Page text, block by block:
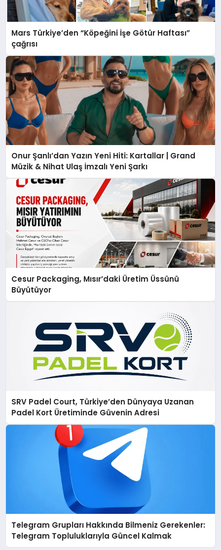
Mars Türkiye’den “Köpeğini İşe Götür Haftası”
çağrısı
Onur Şanlı’dan Yazın Yeni Hiti: Kartallar | Grand
Müzik & Nihat Ulaş İmzalı Yeni Şarkı
Cesur Packaging, Mısır’daki Üretim Üssünü
Büyütüyor
SRV Padel Court, Türkiye’den Dünyaya Uzanan
Padel Kort Üretiminde Güvenin Adresi
Telegram Grupları Hakkında Bilmeniz Gerekenler:
Telegram Topluluklarıyla Güncel Kalmak